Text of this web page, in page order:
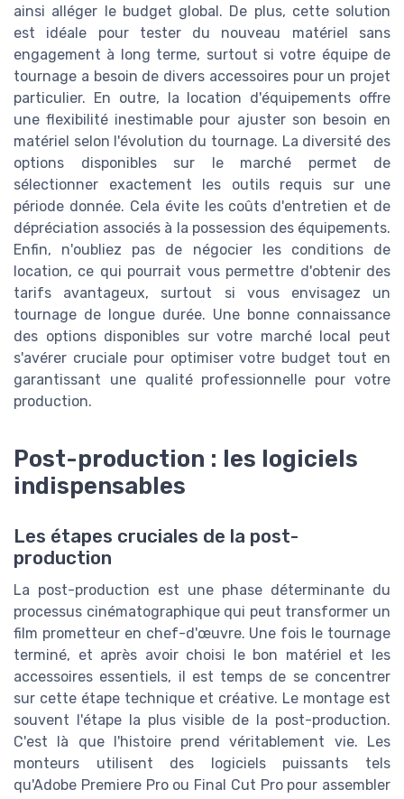
ainsi alléger le budget global. De plus, cette solution
est idéale pour tester du nouveau matériel sans
engagement à long terme, surtout si votre équipe de
tournage a besoin de divers accessoires pour un projet
particulier. En outre, la location d'équipements offre
une flexibilité inestimable pour ajuster son besoin en
matériel selon l'évolution du tournage. La diversité des
options disponibles sur le marché permet de
sélectionner exactement les outils requis sur une
période donnée. Cela évite les coûts d'entretien et de
dépréciation associés à la possession des équipements.
Enfin, n'oubliez pas de négocier les conditions de
location, ce qui pourrait vous permettre d'obtenir des
tarifs avantageux, surtout si vous envisagez un
tournage de longue durée. Une bonne connaissance
des options disponibles sur votre marché local peut
s'avérer cruciale pour optimiser votre budget tout en
garantissant une qualité professionnelle pour votre
production.
Post-production : les logiciels
indispensables
Les étapes cruciales de la post-
production
La post-production est une phase déterminante du
processus cinématographique qui peut transformer un
film prometteur en chef-d'œuvre. Une fois le tournage
terminé, et après avoir choisi le bon matériel et les
accessoires essentiels, il est temps de se concentrer
sur cette étape technique et créative. Le montage est
souvent l'étape la plus visible de la post-production.
C'est là que l'histoire prend véritablement vie. Les
monteurs utilisent des logiciels puissants tels
qu'Adobe Premiere Pro ou Final Cut Pro pour assembler